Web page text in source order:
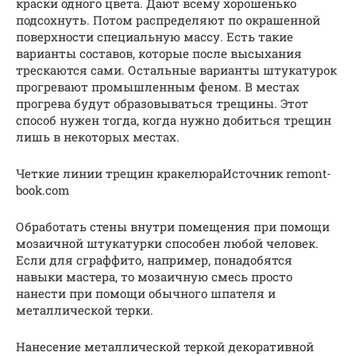
подсохнуть. Потом распределяют по окрашенной
поверхности специальную массу. Есть такие
варианты составов, которые после высыхания
трескаются сами. Остальные варианты штукатурок
прогревают промышленным феном. В местах
прогрева будут образовываться трещины. Этот
способ нужен тогда, когда нужно добиться трещин
лишь в некоторых местах.
Четкие линии трещин кракелюраИсточник remont-
book.com
Обработать стены внутри помещения при помощи
мозаичной штукатурки способен любой человек.
Если для сграффито, например, понадобятся
навыки мастера, то мозаичную смесь просто
нанести при помощи обычного шпателя и
металлической терки.
Нанесение металлической теркой декоративной